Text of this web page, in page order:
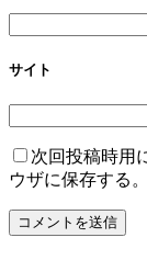
サイト
次回投稿時用
ウザに保存する。